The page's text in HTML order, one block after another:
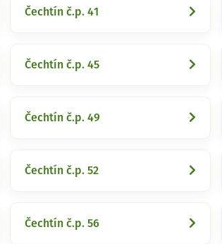
Čechtín č.p. 41
Čechtín č.p. 45
Čechtín č.p. 49
Čechtín č.p. 52
Čechtín č.p. 56